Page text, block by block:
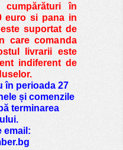
cumpărături în
euro si pana in
suportat de
care comanda
livrarii este
indiferent de
în perioada 27
și comenzile
terminarea
email: